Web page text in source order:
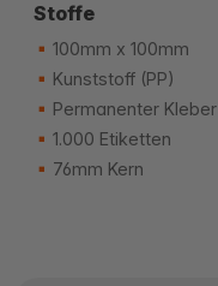
Stoffe
100mm x 100mm
Kunststoff (PP)
Permanenter Kleber
1.000 Etiketten
76mm Kern